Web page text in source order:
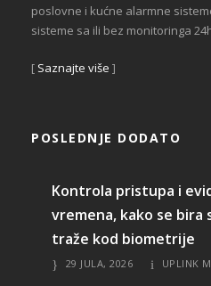
poslovne i kućne alarmne
sisteme sa ili bez monitoringa
[ Saznajte više ]
POSLEDNJE DODATO
Kontrola pristupa i
vremena, kako se bira
traže kod biometrije
29 JULA, 2026 UPLINK